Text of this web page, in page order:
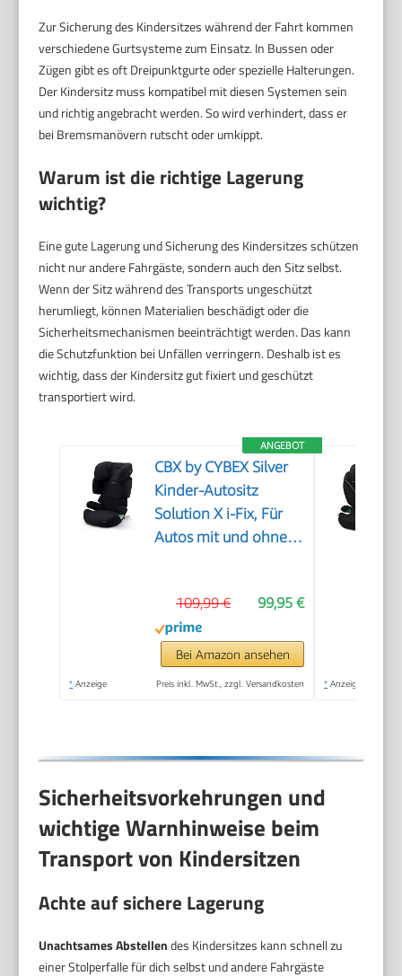
Zur Sicherung des Kindersitzes während der Fahrt kommen
verschiedene Gurtsysteme zum Einsatz. In Bussen oder
Zügen gibt es oft Dreipunktgurte oder spezielle Halterungen.
Der Kindersitz muss kompatibel mit diesen Systemen sein
und richtig angebracht werden. So wird verhindert, dass er
bei Bremsmanövern rutscht oder umkippt.
Warum ist die richtige Lagerung
wichtig?
Eine gute Lagerung und Sicherung des Kindersitzes schützen
nicht nur andere Fahrgäste, sondern auch den Sitz selbst.
Wenn der Sitz während des Transports ungeschützt
herumliegt, können Materialien beschädigt oder die
Sicherheitsmechanismen beeinträchtigt werden. Das kann
die Schutzfunktion bei Unfällen verringern. Deshalb ist es
wichtig, dass der Kindersitz gut fixiert und geschützt
transportiert wird.
ANGEBOT
CBX by CYBEX Silver
Kinder-Autositz
Solution X i-Fix, Für
Autos mit und ohne
Ab ca. 15 bis 50 kg,
Pure Black
99,95 €
109,99 €
Bei Amazon ansehen
* Anzeige Preis inkl. MwSt., zzgl. Versandkosten * Anzeige
Sicherheitsvorkehrungen und
wichtige Warnhinweise beim
Transport von Kindersitzen
Achte auf sichere Lagerung
Unachtsames Abstellendes Kindersitzes kann schnell zu
einer Stolperfalle für dich selbst und andere Fahrgäste